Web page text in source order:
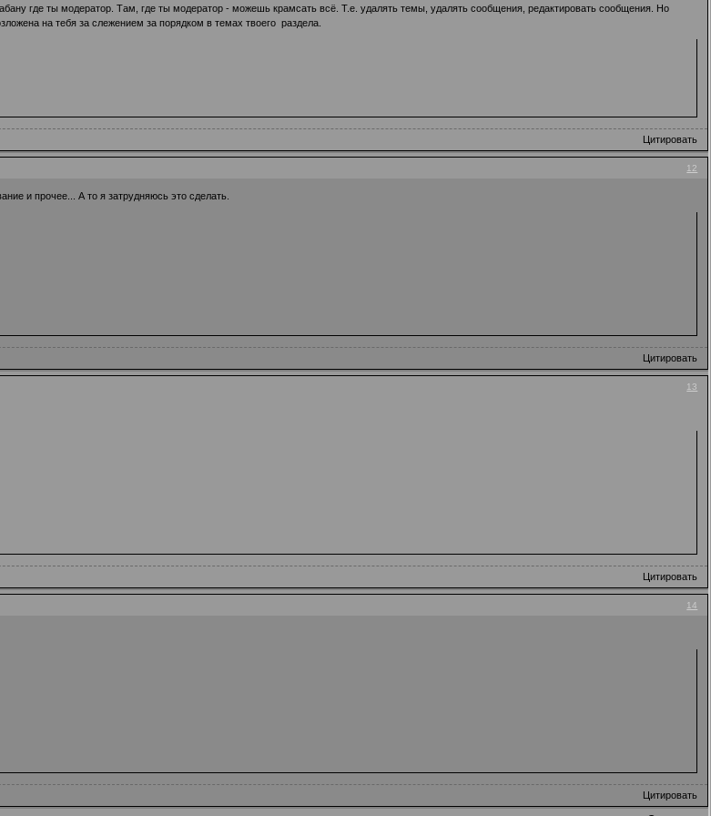
где ты модератор. Там, где ты модератор - можешь крамсать всё. Т.е. удалять темы, удалять сообщения, редактировать сообщения. Но
на тебя за слежением за порядком в темах твоего раздела.
Цитировать
12
и прочее... А то я затрудняюсь это сделать.
Цитировать
13
Цитировать
14
Цитировать